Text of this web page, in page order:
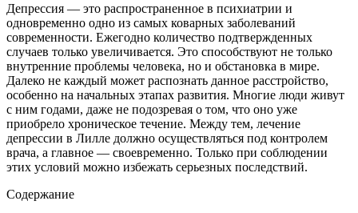
Депрессия — это распространенное в психиатрии и
одновременно одно из самых коварных заболеваний
современности. Ежегодно количество подтвержденных
случаев только увеличивается. Это способствуют не только
внутренние проблемы человека, но и обстановка в мире.
Далеко не каждый может распознать данное расстройство,
особенно на начальных этапах развития. Многие люди живут
с ним годами, даже не подозревая о том, что оно уже
приобрело хроническое течение. Между тем, лечение
депрессии в Лилле должно осуществляться под контролем
врача, а главное — своевременно. Только при соблюдении
этих условий можно избежать серьезных последствий.
Содержание